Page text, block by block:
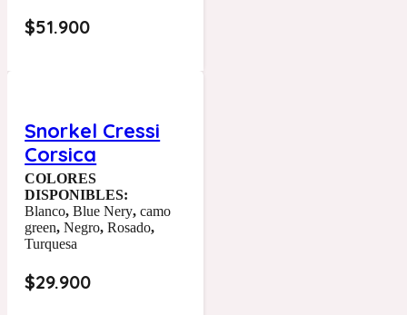
$51.900
Snorkel Cressi
Corsica
COLORES
DISPONIBLES:
Blanco,Blue Nery,camo
green,Negro,Rosado,
Turquesa
$29.900